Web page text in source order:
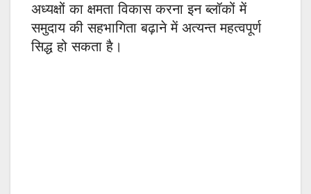
अध्यक्षों का क्षमता विकास करना इन ब्लॉकों में
समुदाय की सहभागिता बढ़ाने में अत्यन्त महत्वपूर्ण
सिद्ध हो सकता है।